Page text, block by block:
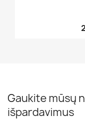
Gaukite mūsų
išpardavimus